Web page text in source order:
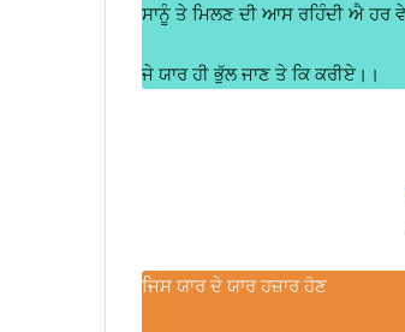
ਸਾਨੂੰ ਤੇ ਮਿਲਣ ਦੀ ਆਸ ਰਹਿੰਦੀ ਐ
ਜੇ ਯਾਰ ਹੀ ਭੁੱਲ ਜਾਣ ਤੇ ਕਿ ਕਰੀਏ।।
ਜਿਸ ਯਾਰ ਦੇ ਯਾਰ ਹਜ਼ਾਰ ਹੋਣ